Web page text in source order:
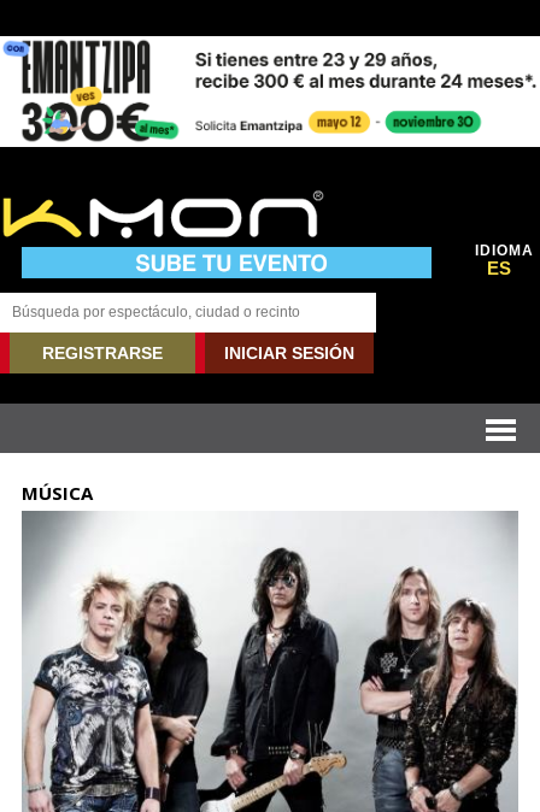
IDIOMA
ES
REGISTRARSE INICIAR SESIÓN
MÚSICA